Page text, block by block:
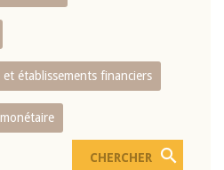
établissements financiers